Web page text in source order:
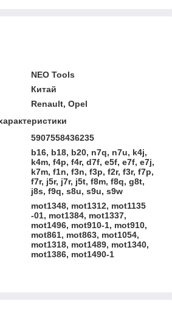
NEO Tools
Китай
Renault, Opel
5907558436235
b16, b18, b20, n7q, n7u, k4j,
k4m, f4p, f4r, d7f, e5f, e7f, e7j,
k7m, f1n, f3n, f3p, f2r, f3r, f7p,
f7r, j5r, j7r, j5t, f8m, f8q, g8t,
j8s, f9q, s8u, s9u, s9w
mot1348, mot1312, mot1135
-01, mot1384, mot1337,
mot1496, mot910-1, mot910,
mot861, mot863, mot1054,
mot1318, mot1489, mot1340,
mot1386, mot1490-1